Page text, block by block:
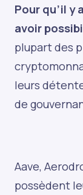
Pour qu’il y
avoir
plupart des
leurs
de
Aave,
possèdent